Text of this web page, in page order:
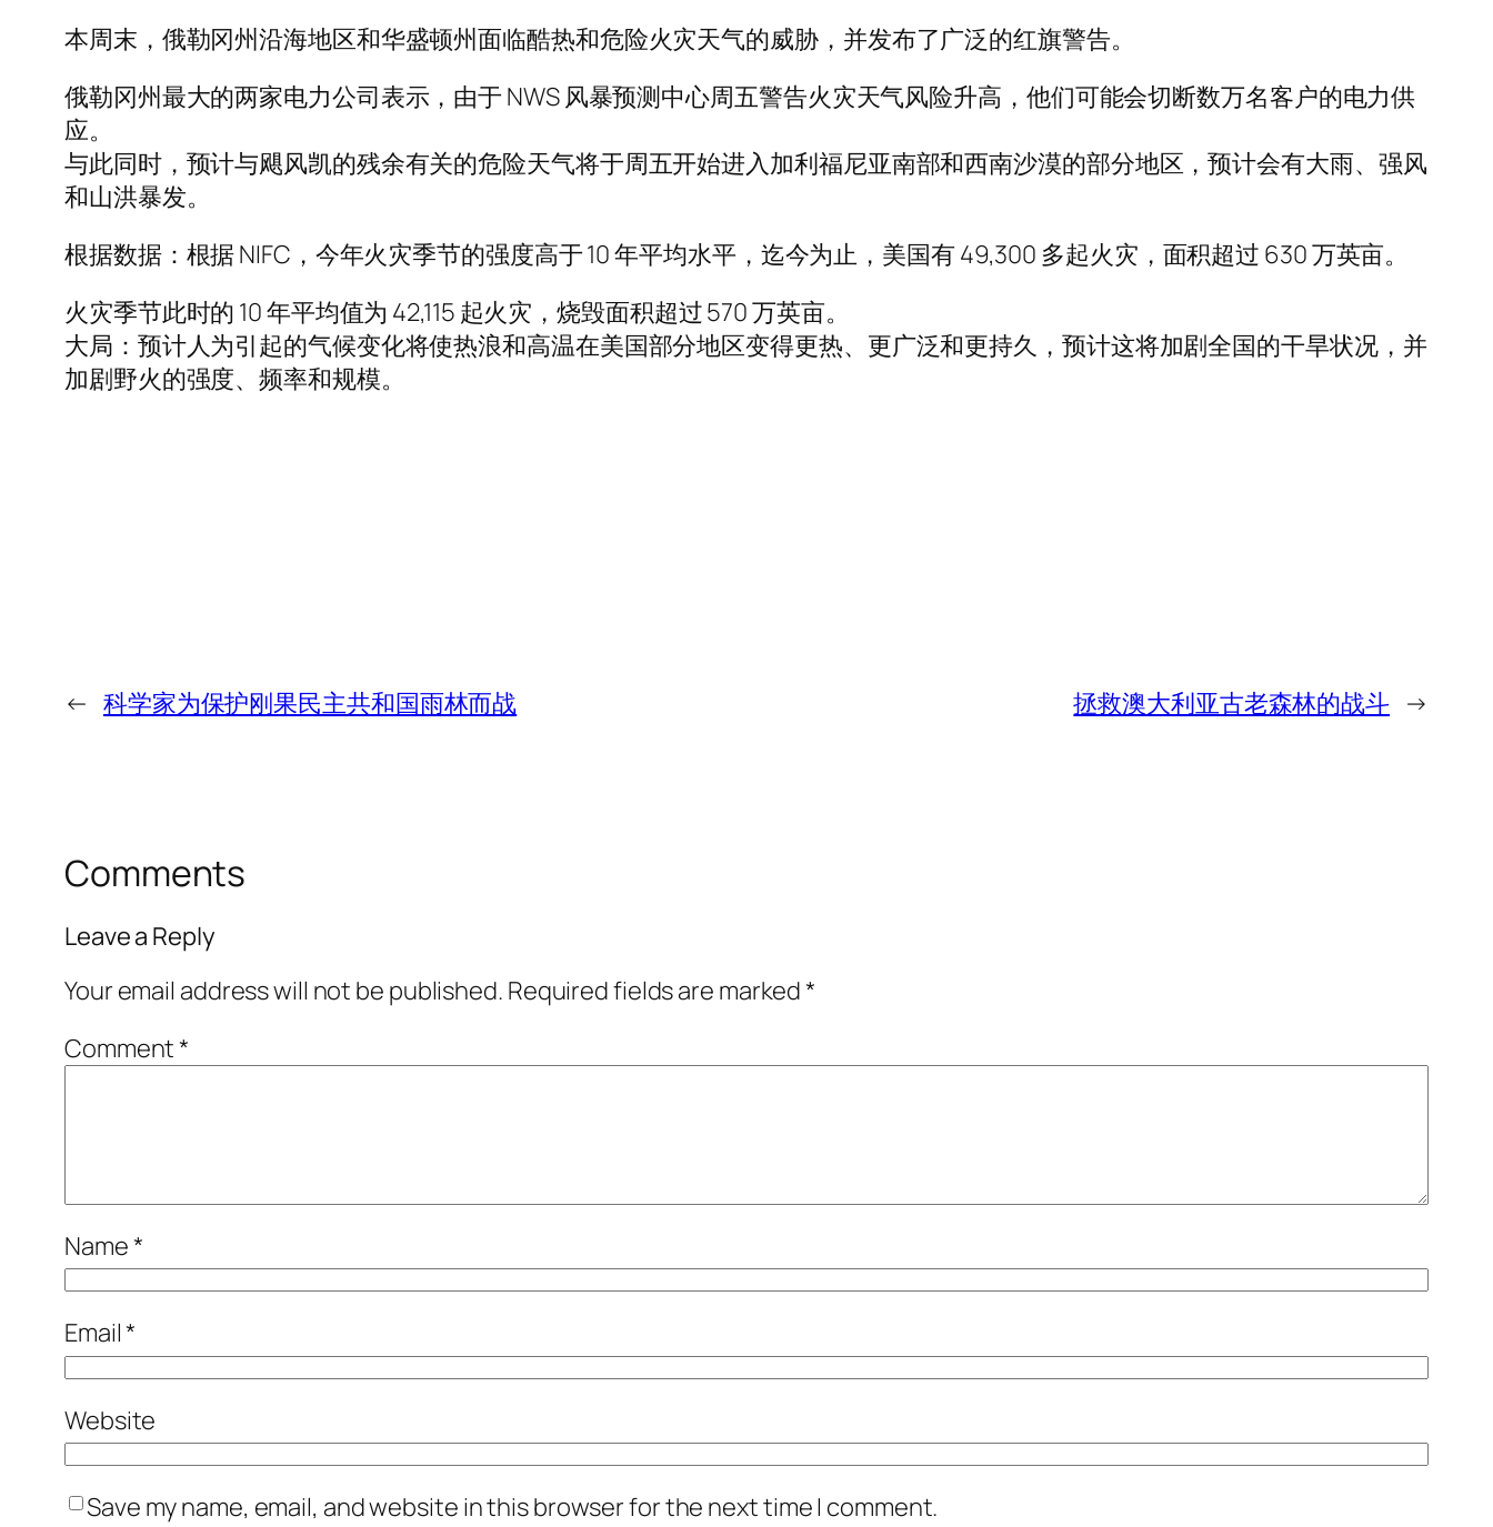
本周末，俄勒冈州沿海地区和华盛顿州面临酷热和危险火灾天气的威胁，并发布了广泛的红旗警告。
俄勒冈州最大的两家电力公司表示，由于 NWS 风暴预测中心周五警告火灾天气风险升高，他们可能会切断数万名客户的电力供
应。
与此同时，预计与飓风凯的残余有关的危险天气将于周五开始进入加利福尼亚南部和西南沙漠的部分地区，预计会有大雨、强风
和山洪暴发。
根据数据：根据 NIFC，今年火灾季节的强度高于 10 年平均水平，迄今为止，美国有 49,300 多起火灾，面积超过 630 万英亩。
火灾季节此时的 10 年平均值为 42,115 起火灾，烧毁面积超过 570 万英亩。
大局：预计人为引起的气候变化将使热浪和高温在美国部分地区变得更热、更广泛和更持久，预计这将加剧全国的干旱状况，并
加剧野火的强度、频率和规模。
← 科学家为保护刚果民主共和国雨林而战 拯救澳大利亚古老森林的战斗 →
Comments
Leave a Reply
Your email address will not be published. Required fields are marked*
Comment*
Name*
Email*
Website
Save my name, email, and website in this browser for the next time I comment.